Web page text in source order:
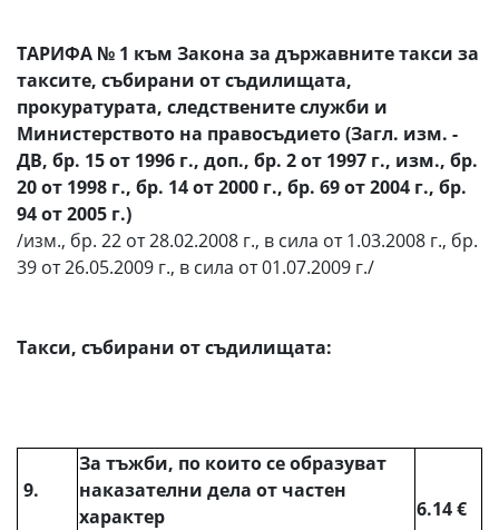
ТАРИФА № 1 към Закона за държавните такси за
таксите, събирани от съдилищата,
прокуратурата, следствените служби и
Министерството на правосъдието (Загл. изм. -
ДВ, бр. 15 от 1996 г., доп., бр. 2 от 1997 г., изм., бр.
20 от 1998 г., бр. 14 от 2000 г., бр. 69 от 2004 г., бр.
94 от 2005 г.)
/изм., бр. 22 от 28.02.2008 г., в сила от 1.03.2008 г., бр.
39 от 26.05.2009 г., в сила от 01.07.2009 г./
Такси, събирани от съдилищата:
9.
За тъжби, по които се образуват
наказателни дела от частен
характер
6.14 €